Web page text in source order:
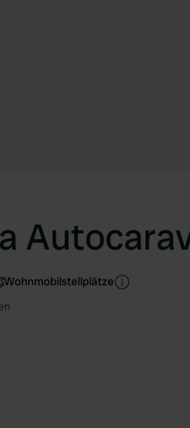
Wohnmobilstellplätze